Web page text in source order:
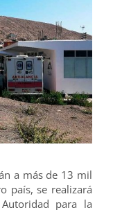
a más de 13 mil
país, se realizará
para la